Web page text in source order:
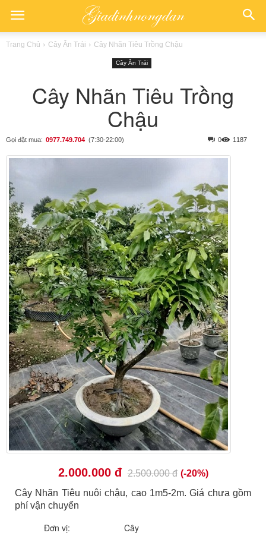
Trang Chủ Cây Ăn Trái Cây Nhãn Tiêu Trồng Chậu
Cây Ăn Trái
Cây Nhãn Tiêu Trồng
Chậu
Gọi đặt mua: 0977.749.704 (7:30-22:00) 1187
0
2.000.000 đ 2.500.000 đ (-20%)
Cây Nhãn Tiêu nuôi chậu, cao 1m5-2m. Giá chưa gồm
phí vận chuyển
Đơn vị:
Cây